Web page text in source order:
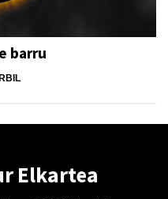
barru
Elkartea